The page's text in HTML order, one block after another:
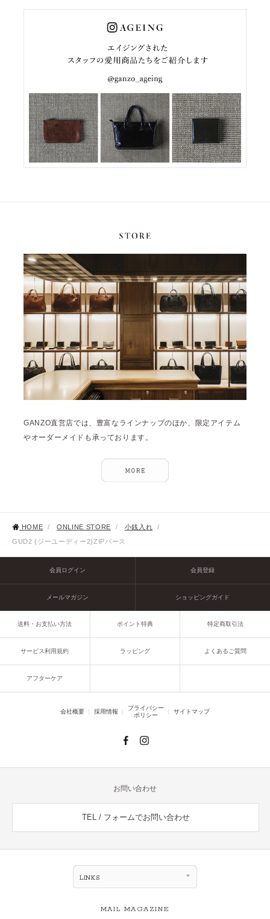
GANZO直営店では、豊富なラインナップのほか、限定アイテム
やオーダーメイドも承っております。
HOME / ONLINE STORE / 小銭入れ
/
GUD2 (ジーユーディー2)ZIPパース
会員ログイン 会員登録
メールマガジン ショッピングガイド
送料・お支払い方法 ポイント特典 特定商取引法
サービス利用規約 ラッピング よくあるご質問
アフターケア
会社概要 採用情報
プライバシー
ポリシー
サイトマップ
お問い合わせ
TEL / フォームでお問い合わせ
LINKS
MAIL MAGAZINE